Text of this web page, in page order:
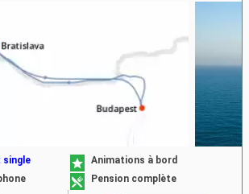
single
Animations à bord
Pension complète